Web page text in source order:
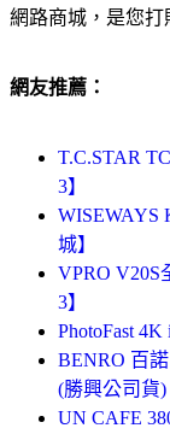
網路商城，是您打
網友推薦：
T.C.STAR
3】
WISEWAYS
城】
VPRO V20S
3】
PhotoFast
BENRO 百
(勝興公司貨)
UN CAFE